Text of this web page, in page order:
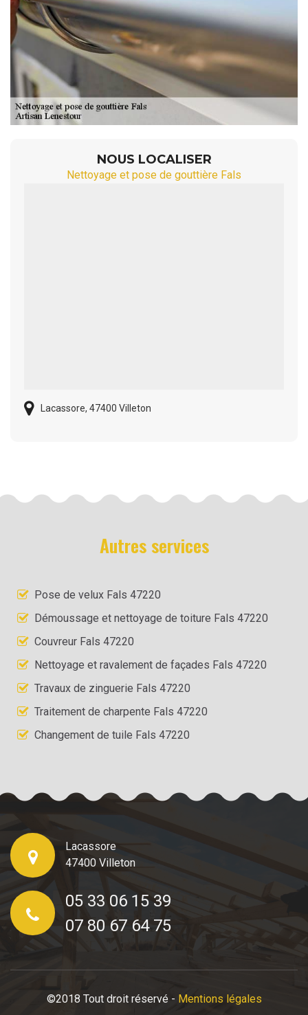
NOUS LOCALISER
Nettoyage et pose de gouttière Fals
Lacassore, 47400 Villeton
Autres services
Pose de velux Fals 47220
Démoussage et nettoyage de toiture Fals 47220
Couvreur Fals 47220
Nettoyage et ravalement de façades Fals 47220
Travaux de zinguerie Fals 47220
Traitement de charpente Fals 47220
Changement de tuile Fals 47220
Lacassore
47400 Villeton
05 33 06 15 39
07 80 67 64 75
©2018 Tout droit réservé - Mentions légales